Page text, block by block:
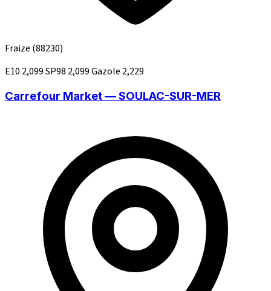
Fraize (88230)
E10 2,099SP98 2,099Gazole 2,229
Carrefour Market — SOULAC-SUR-MER